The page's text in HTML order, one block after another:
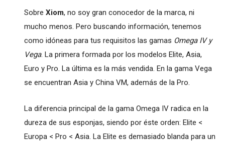
Sobre Xiom, no soy gran conocedor de la marca, ni
mucho menos. Pero buscando información, tenemos
como idóneas para tus requisitos las gamas Omega IV y
Vega. La primera formada por los modelos Elite, Asia,
Euro y Pro. La última es la más vendida. En la gama Vega
se encuentran Asia y China VM, además de la Pro.
La diferencia principal de la gama Omega IV radica en la
dureza de sus esponjas, siendo por éste orden: Elite <
Europa < Pro < Asia. La Elite es demasiado blanda para un